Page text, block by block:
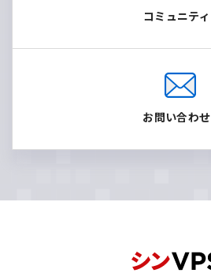
コミュニティ
お問い合わせ